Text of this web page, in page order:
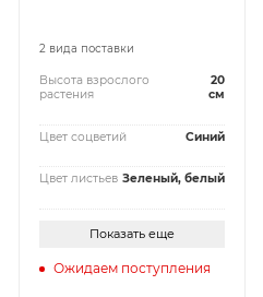
2 вида поставки
Высота взрослого
растения
20
см
Цвет соцветий Синий
Цвет листьев Зеленый, белый
Показать еще
Ожидаем поступления